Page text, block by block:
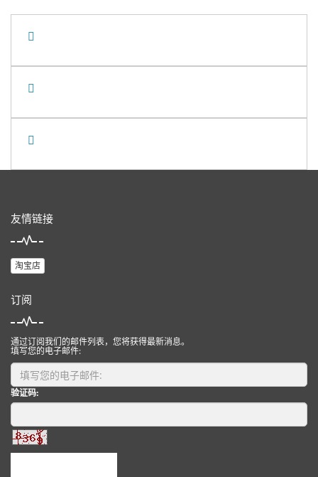
友情链接
淘宝店
订阅
通过订阅我们的邮件列表，您将获得最新消息。
填写您的电子邮件:
验证码: